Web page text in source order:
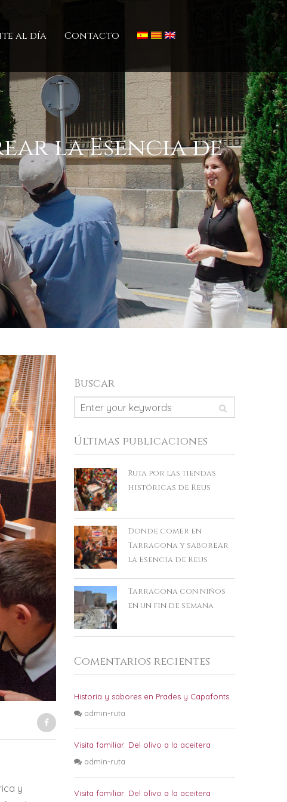
al día Contacto
la Esencia de
y
Buscar
Últimas publicaciones
Ruta por las tiendas
históricas de Reus
Donde comer en
Tarragona y saborear
la Esencia de Reus
Tarragona con niños
en un fin de semana
Comentarios recientes
Historia y sabores en Prades y Capafonts
admin-ruta
Visita familiar: Del olivo a la aceitera
admin-ruta
Visita familiar: Del olivo a la aceitera